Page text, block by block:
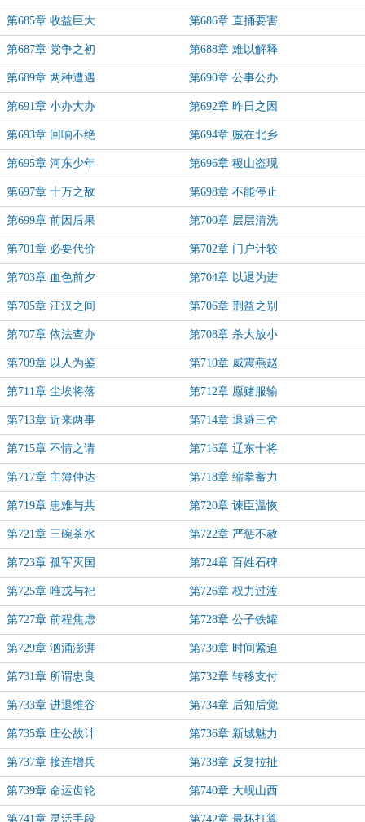
第685章 收益巨大 第686章 直捅要害
第687章 党争之初 第688章 难以解释
第689章 两种遭遇 第690章 公事公办
第691章 小办大办 第692章 昨日之因
第693章 回响不绝 第694章 贼在北乡
第695章 河东少年 第696章 稷山盗现
第697章 十万之敌 第698章 不能停止
第699章 前因后果 第700章 层层清洗
第701章 必要代价 第702章 门户计较
第703章 血色前夕 第704章 以退为进
第705章 江汉之间 第706章 荆益之别
第707章 依法查办 第708章 杀大放小
第709章 以人为鉴 第710章 威震燕赵
第711章 尘埃将落 第712章 愿赌服输
第713章 近来两事 第714章 退避三舍
第715章 不情之请 第716章 辽东十将
第717章 主簿仲达 第718章 缩拳蓄力
第719章 患难与共 第720章 谏臣温恢
第721章 三碗茶水 第722章 严惩不赦
第723章 孤军灭国 第724章 百姓石碑
第725章 唯戎与祀 第726章 权力过渡
第727章 前程焦虑 第728章 公子铁罐
第729章 汹涌澎湃 第730章 时间紧迫
第731章 所谓忠良 第732章 转移支付
第733章 进退维谷 第734章 后知后觉
第735章 庄公故计 第736章 新城魅力
第737章 接连增兵 第738章 反复拉扯
第739章 命运齿轮 第740章 大岘山西
第741章 灵活手段 第742章 最坏打算